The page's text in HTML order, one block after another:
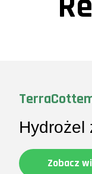
Hydrożel
Zobacz